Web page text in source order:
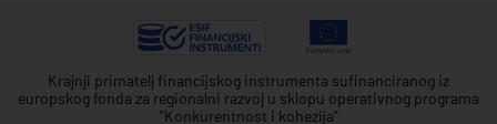
Krajnji primatelj financijskog instrumenta sufinanciranog iz
europskog fonda za regionalni razvoj u sklopu operativnog programa
"Konkurentnost i kohezija"